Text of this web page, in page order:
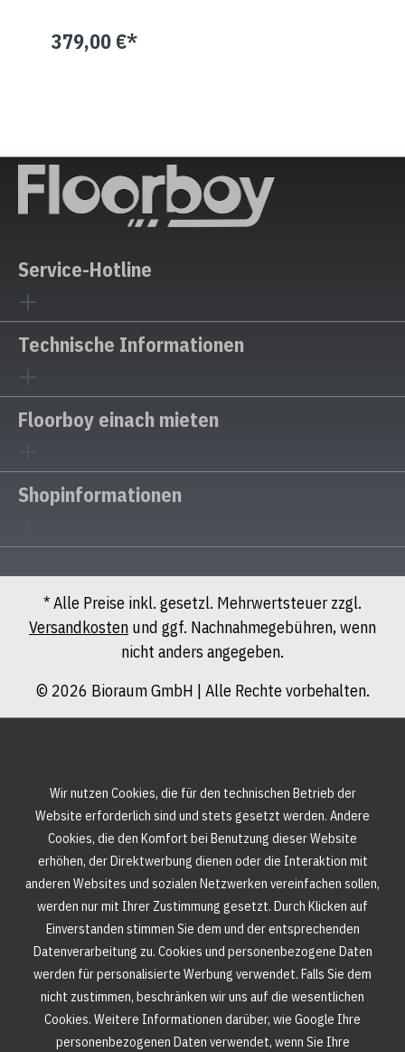
379,00 €*
Service-Hotline
Technische Informationen
Floorboy einach mieten
Shopinformationen
* Alle Preise inkl. gesetzl. Mehrwertsteuer zzgl.
Versandkosten und ggf. Nachnahmegebühren, wenn
nicht anders angegeben.
© 2026 Bioraum GmbH | Alle Rechte vorbehalten.
Wir nutzen Cookies, die für den technischen Betrieb der
Website erforderlich sind und stets gesetzt werden. Andere
Cookies, die den Komfort bei Benutzung dieser Website
erhöhen, der Direktwerbung dienen oder die Interaktion mit
anderen Websites und sozialen Netzwerken vereinfachen sollen,
werden nur mit Ihrer Zustimmung gesetzt. Durch Klicken auf
Einverstanden stimmen Sie dem und der entsprechenden
Datenverarbeitung zu. Cookies und personenbezogene Daten
werden für personalisierte Werbung verwendet. Falls Sie dem
nicht zustimmen, beschränken wir uns auf die wesentlichen
Cookies. Weitere Informationen darüber, wie Google Ihre
personenbezogenen Daten verwendet, wenn Sie Ihre